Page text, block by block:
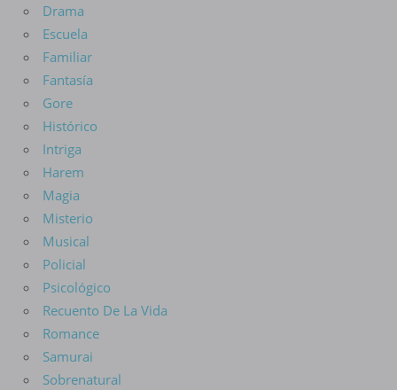
Drama
Escuela
Familiar
Fantasía
Gore
Histórico
Intriga
Harem
Magia
Misterio
Musical
Policial
Psicológico
Recuento De La Vida
Romance
Samurai
Sobrenatural